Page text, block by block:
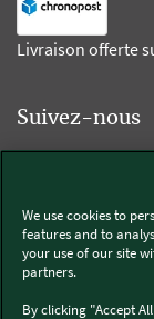
Livraison offerte
Suivez-nous
Thermomix®
We use cookies to
features and to
your use of our site
partners.
By clicking "Accept